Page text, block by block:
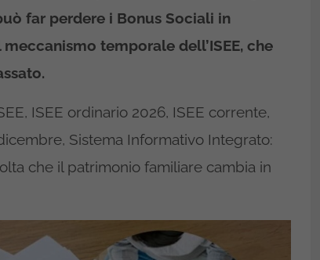
far perdere i Bonus Sociali in
temporale dell’ISEE, che
ISEE ordinario 2026, ISEE corrente,
Sistema Informativo Integrato:
che il patrimonio familiare cambia in